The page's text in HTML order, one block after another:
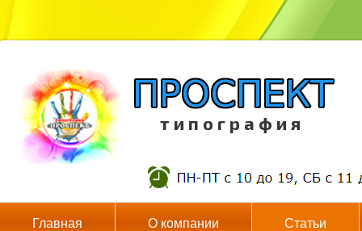
т и п о г р а ф и я
Главная О компании Статьи